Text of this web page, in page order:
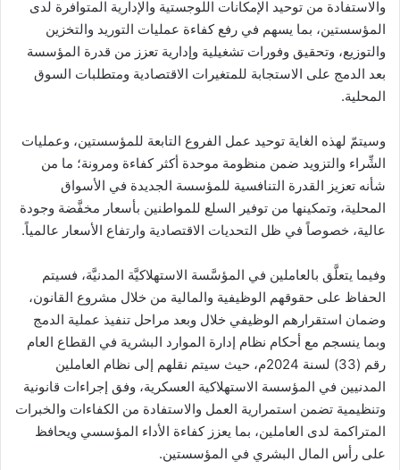
والاستفادة من توحيد الإمكانات اللوجستية والإدارية المتوافرة لدى
المؤسستين، بما يسهم في رفع كفاءة عمليات التوريد والتخزين
والتوزيع، وتحقيق وفورات تشغيلية وإدارية تعزز من قدرة المؤسسة
بعد الدمج على الاستجابة للمتغيرات الاقتصادية ومتطلبات السوق
المحلية.
وسيتمّ لهذه الغاية توحيد عمل الفروع التابعة للمؤسستين، وعمليات
الشِّراء والتزويد ضمن منظومة موحدة أكثر كفاءة ومرونة؛ ما من
شأنه تعزيز القدرة التنافسية للمؤسسة الجديدة في الأسواق
المحلية، وتمكينها من توفير السلع للمواطنين بأسعار مخفَّضة وجودة
عالية، خصوصاً في ظل التحديات الاقتصادية وارتفاع الأسعار عالمياً.
وفيما يتعلَّق بالعاملين في المؤسَّسة الاستهلاكيَّة المدنيَّة، فسيتم
الحفاظ على حقوقهم الوظيفية والمالية من خلال مشروع القانون،
وضمان استقرارهم الوظيفي خلال وبعد مراحل تنفيذ عملية الدمج
وبما ينسجم مع أحكام نظام إدارة الموارد البشرية في القطاع العام
رقم (33) لسنة 2024م، حيث سيتم نقلهم إلى نظام العاملين
المدنيين في المؤسسة الاستهلاكية العسكرية، وفق إجراءات قانونية
وتنظيمية تضمن استمرارية العمل والاستفادة من الكفاءات والخبرات
المتراكمة لدى العاملين، بما يعزز كفاءة الأداء المؤسسي ويحافظ
على رأس المال البشري في المؤسستين.